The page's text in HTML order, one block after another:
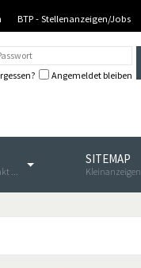
BTP - Stellenanzeigen/Jobs
Angemeldet bleiben
...
SITEMAP
Kleinanzeigen